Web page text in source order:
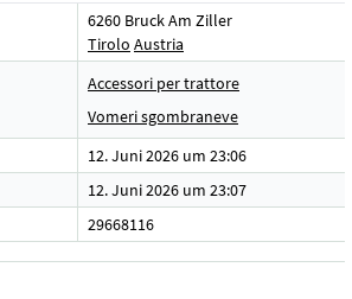
6260 Bruck Am Ziller
Tirolo Austria
Accessori per trattore
Vomeri sgombraneve
12. Juni 2026 um 23:06
12. Juni 2026 um 23:07
29668116